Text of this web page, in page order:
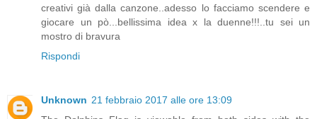
creativi già dalla canzone..adesso lo facciamo scendere e
giocare un pò...bellissima idea x la duenne!!!..tu sei un
mostro di bravura
Rispondi
Unknown 21 febbraio 2017 alle ore 13:09